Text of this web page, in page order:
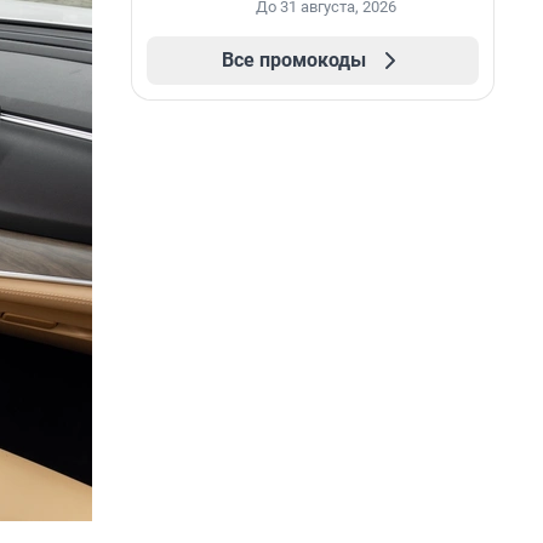
До 31 августа, 2026
Все промокоды